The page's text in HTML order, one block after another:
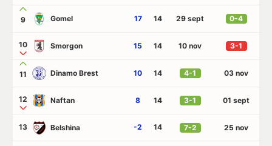
9 Gomel 17 14 29 sept 0-4
10 Smorgon 15 14 10 nov 3-1
11 Dinamo Brest 10 14 4-1 03 nov
12 Naftan 8 14 3-1 01 sept
13 Belshina -2 14 7-2 25 nov